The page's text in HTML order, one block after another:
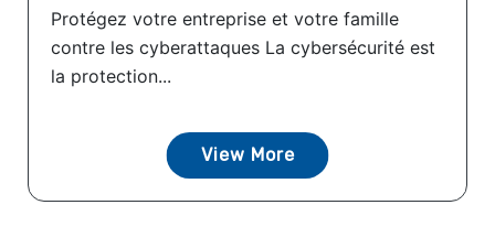
Protégez votre entreprise et votre famille
contre les cyberattaques La cybersécurité est
la protection...
View More